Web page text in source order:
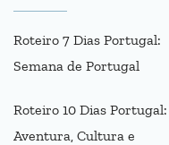
Roteiro 7 Dias Portugal:
Semana de Portugal
Roteiro 10 Dias Portugal:
Aventura, Cultura e